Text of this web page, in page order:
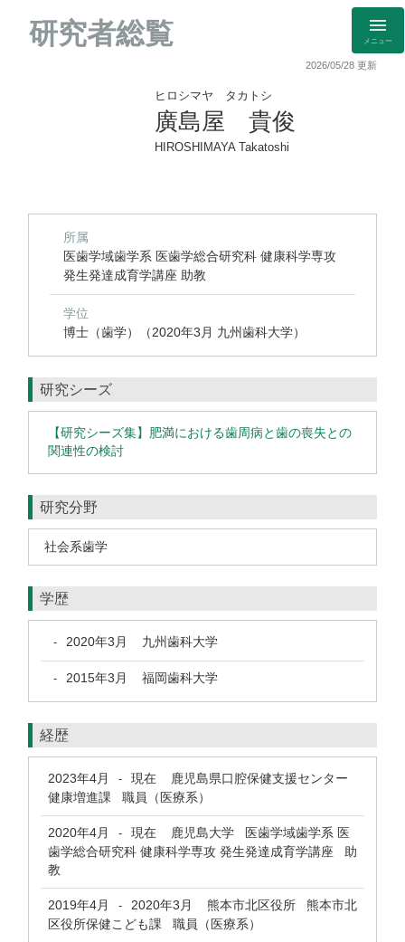
研究者総覧 メニュー
2026/05/28 更新
ヒロシマヤ タカトシ
廣島屋 貴俊
HIROSHIMAYA Takatoshi
所属
医歯学域歯学系 医歯学総合研究科 健康科学専攻
発生発達成育学講座 助教
学位
博士（歯学）（2020年3月 九州歯科大学）
研究シーズ
【研究シーズ集】肥満における歯周病と歯の喪失との
関連性の検討
研究分野
社会系歯学
学歴
- 2020年3月 九州歯科大学
- 2015年3月 福岡歯科大学
経歴
2023年4月 - 現在 鹿児島県口腔保健支援センター
健康増進課 職員（医療系）
2020年4月 - 現在 鹿児島大学 医歯学域歯学系 医
歯学総合研究科 健康科学専攻 発生発達成育学講座 助
教
2019年4月 - 2020年3月
熊本市北区役所 熊本市北
区役所保健こども課 職員（医療系）